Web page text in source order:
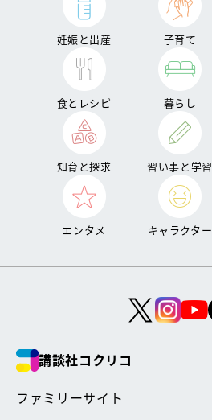
妊娠と出産 子育て
食とレシピ 暮らし
知育と探求 習い事と学習
エンタメ キャラクター
講談社コクリコ
ファミリーサイト